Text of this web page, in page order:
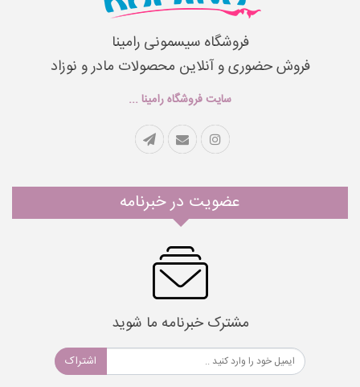
فروشگاه سیسمونی رامینا
فروش حضوری و آنلاین محصولات مادر و نوزاد
سایت فروشگاه رامینا ...
عضویت در خبرنامه
مشترک خبرنامه ما شوید
اشتراک